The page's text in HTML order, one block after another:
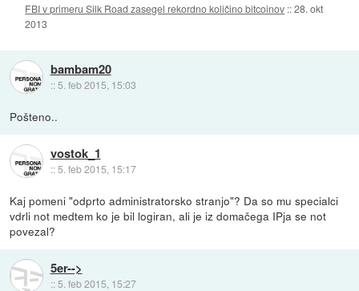
FBI v primeru Silk Road zasegel rekordno količino bitcoinov ::28. okt
2013
bambam20
:: 5. feb 2015, 15:03
Pošteno..
vostok_1
::5. feb 2015, 15:17
Kaj pomeni "odprto administratorsko stranjo"? Da so mu specialci
vdrli not medtem ko je bil logiran, ali je iz domačega IPja se not
povezal?
5er-->
:: 5. feb 2015, 15:27